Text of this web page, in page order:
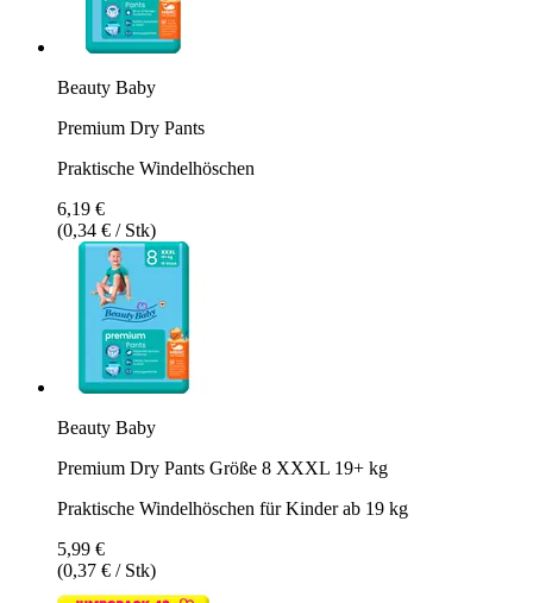
Beauty Baby
Premium Dry Pants
Praktische Windelhöschen
6,19 €
(0,34 € / Stk)
Beauty Baby
Premium Dry Pants Größe 8 XXXL 19+ kg
Praktische Windelhöschen für Kinder ab 19 kg
5,99 €
(0,37 € / Stk)